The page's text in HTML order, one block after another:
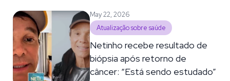
May 22, 2026
Atualização sobre saúde
Netinho recebe resultado de
biópsia após retorno de
câncer: “Está sendo estudado”